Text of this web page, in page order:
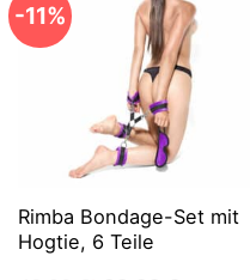
-11%
Rimba Bondage-Set mit
Hogtie, 6 Teile